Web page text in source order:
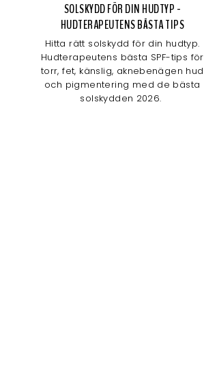
SOLSKYDD FÖR DIN HUDTYP -
HUDTERAPEUTENS BÄSTA TIPS
Hitta rätt solskydd för din hudtyp.
Hudterapeutens bästa SPF-tips för
torr, fet, känslig, aknebenägen hud
och pigmentering med de bästa
solskydden 2026.